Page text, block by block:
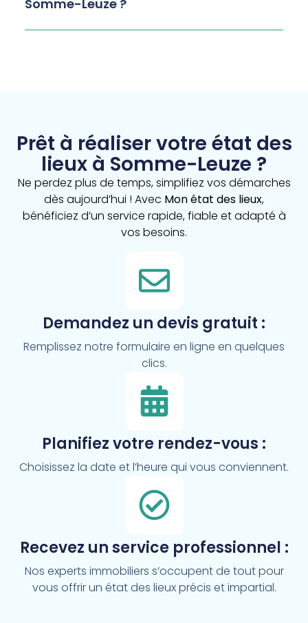
Somme-Leuze ?
Prêt à réaliser votre état des
lieux à Somme-Leuze ?
Ne perdez plus de temps, simplifiez vos démarches
dès aujourd’hui ! Avec Mon état des lieux,
bénéficiez d’un service rapide, fiable et adapté à
vos besoins.
Demandez un devis gratuit :
Remplissez notre formulaire en ligne en quelques
clics.
Planifiez votre rendez-vous :
Choisissez la date et l’heure qui vous conviennent.
Recevez un service professionnel :
Nos experts immobiliers s’occupent de tout pour
vous offrir un état des lieux précis et impartial.